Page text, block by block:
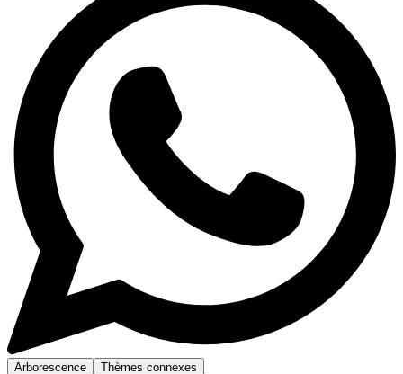
Arborescence Thèmes connexes